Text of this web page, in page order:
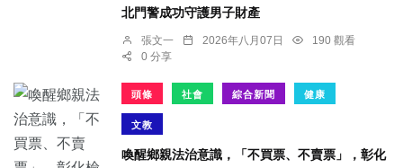
北門警成功守護男子財產
張文一 2026年八月07日
190 觀看
0 分享
頭條 社會 綜合新聞 健康
文教
喚醒鄉親法治意識，「不買票、不賣票」，彰化